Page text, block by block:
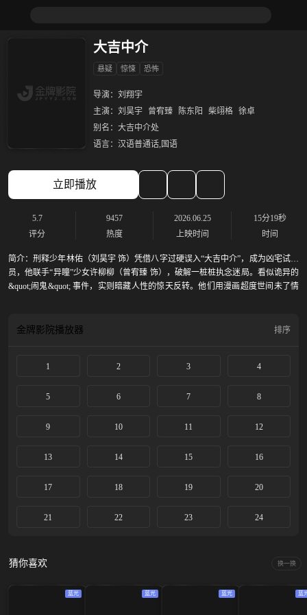
大吉中介
悬疑 惊悚 恐怖
导演： 刘翔宇
主演： 刘昊宇 曾宥臻 陈东阳 柴翊格 徐卓
别名： 大吉中介处
语言： 汉语普通话,国语
立即播放
5.7
评分
9457
热度
2026.06.25
上映时间
15分19秒
时间
简介：刑释少年林佑（刘昊宇 饰）凭借八字过硬误入“大吉中介”，成为凶宅试睡
员，他联手“异瞳”少女许柳柳（曾宥臻 饰），破解一桩桩执念迷局。看似诡异的
&quot;闹鬼&quot; 事件，实则暗藏人性的惊天反转。他们用漫画超度世间未了情
金牌影院播放器 排序
1 2 3 4
5 6 7 8
9 10 11 12
13 14 15 16
17 18 19 20
21 22 23 24
猜你喜欢 换一换
蓝光 蓝光 蓝光 蓝